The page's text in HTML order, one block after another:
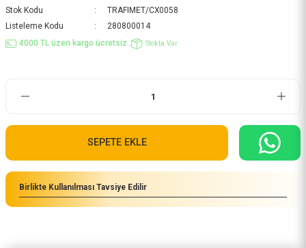
Stok Kodu
TRAFIMET/CX0058
Listeleme Kodu
280800014
4000 TL üzeri kargo ücretsiz..
Stokta Var
SEPETE EKLE
Birlikte Kullanılması Tavsiye Edilir